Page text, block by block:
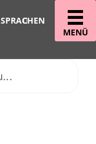
MENÜ
SPRACHEN